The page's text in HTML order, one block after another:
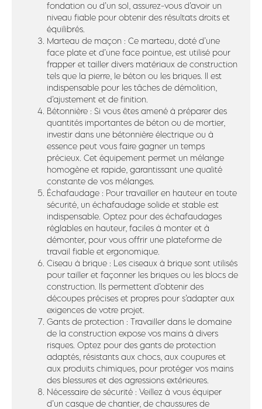
fondation ou d’un sol, assurez-vous d’avoir un
niveau fiable pour obtenir des résultats droits et
équilibrés.
Marteau de maçon : Ce marteau, doté d’une
face plate et d’une face pointue, est utilisé pour
frapper et tailler divers matériaux de construction
tels que la pierre, le béton ou les briques. Il est
indispensable pour les tâches de démolition,
d’ajustement et de finition.
Bétonnière : Si vous êtes amené à préparer des
quantités importantes de béton ou de mortier,
investir dans une bétonnière électrique ou à
essence peut vous faire gagner un temps
précieux. Cet équipement permet un mélange
homogène et rapide, garantissant une qualité
constante de vos mélanges.
Échafaudage : Pour travailler en hauteur en toute
sécurité, un échafaudage solide et stable est
indispensable. Optez pour des échafaudages
réglables en hauteur, faciles à monter et à
démonter, pour vous offrir une plateforme de
travail fiable et ergonomique.
Ciseau à brique : Les ciseaux à brique sont utilisés
pour tailler et façonner les briques ou les blocs de
construction. Ils permettent d’obtenir des
découpes précises et propres pour s’adapter aux
exigences de votre projet.
Gants de protection : Travailler dans le domaine
de la construction expose vos mains à divers
risques. Optez pour des gants de protection
adaptés, résistants aux chocs, aux coupures et
aux produits chimiques, pour protéger vos mains
des blessures et des agressions extérieures.
Nécessaire de sécurité : Veillez à vous équiper
d’un casque de chantier, de chaussures de